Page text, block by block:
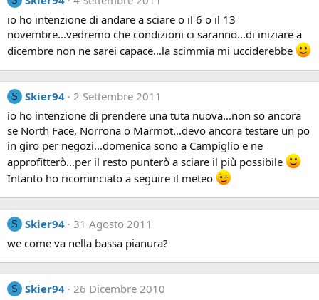
io ho intenzione di andare a sciare o il 6 o il 13
novembre...vedremo che condizioni ci saranno...di iniziare a
dicembre non ne sarei capace...la scimmia mi ucciderebbe
S Skier94 2 Settembre 2011
io ho intenzione di prendere una tuta nuova...non so ancora
se North Face, Norrona o Marmot...devo ancora testare un po
in giro per negozi...domenica sono a Campiglio e ne
approfitterò...per il resto punterò a sciare il più possibile
Intanto ho ricominciato a seguire il meteo
S Skier94 31 Agosto 2011
we come va nella bassa pianura?
S Skier94 26 Dicembre 2010